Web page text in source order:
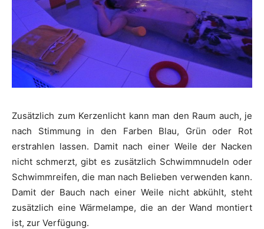
Zusätzlich zum Kerzenlicht kann man den Raum auch, je
nach Stimmung in den Farben Blau, Grün oder Rot
erstrahlen lassen. Damit nach einer Weile der Nacken
nicht schmerzt, gibt es zusätzlich Schwimmnudeln oder
Schwimmreifen, die man nach Belieben verwenden kann.
Damit der Bauch nach einer Weile nicht abkühlt, steht
zusätzlich eine Wärmelampe, die an der Wand montiert
ist, zur Verfügung.